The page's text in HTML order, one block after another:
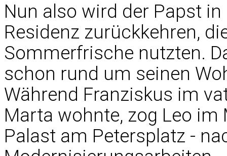
Nun also wird der Papst
Residenz zurückkehren,
Sommerfrische nutzten.
schon rund um seinen
Während Franziskus im
Marta wohnte, zog Leo
Palast am Petersplatz -